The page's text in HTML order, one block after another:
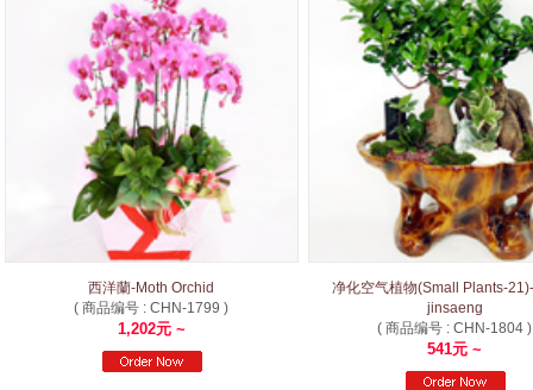
西洋蘭-Moth Orchid
( 商品编号 : CHN-1799 )
1,202元 ~
净化空气植物(Small Plants-
jinsaeng
( 商品编号 : CHN-1804 )
541元 ~